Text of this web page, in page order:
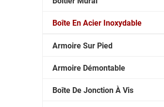
Boîte En Acier Inoxydable
Armoire Sur Pied
Armoire Démontable
Boîte De Jonction À Vis